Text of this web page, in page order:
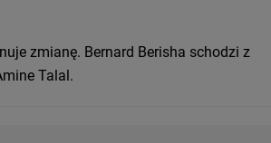
zmianę. Bernard Berisha schodzi z
Talal.